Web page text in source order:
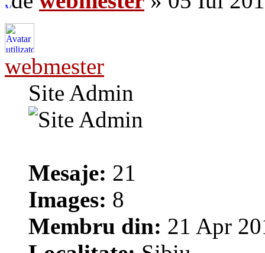
webmester
Site Admin
Mesaje: 21
Images: 8
Membru din: 21 Apr